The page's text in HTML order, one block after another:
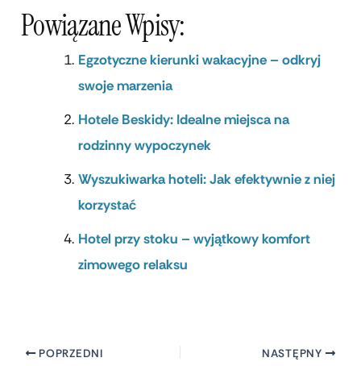
Powiązane Wpisy:
Egzotyczne kierunki wakacyjne – odkryj
swoje marzenia
Hotele Beskidy: Idealne miejsca na
rodzinny wypoczynek
Wyszukiwarka hoteli: Jak efektywnie z niej
korzystać
Hotel przy stoku – wyjątkowy komfort
zimowego relaksu
POPRZEDNI NASTĘPNY